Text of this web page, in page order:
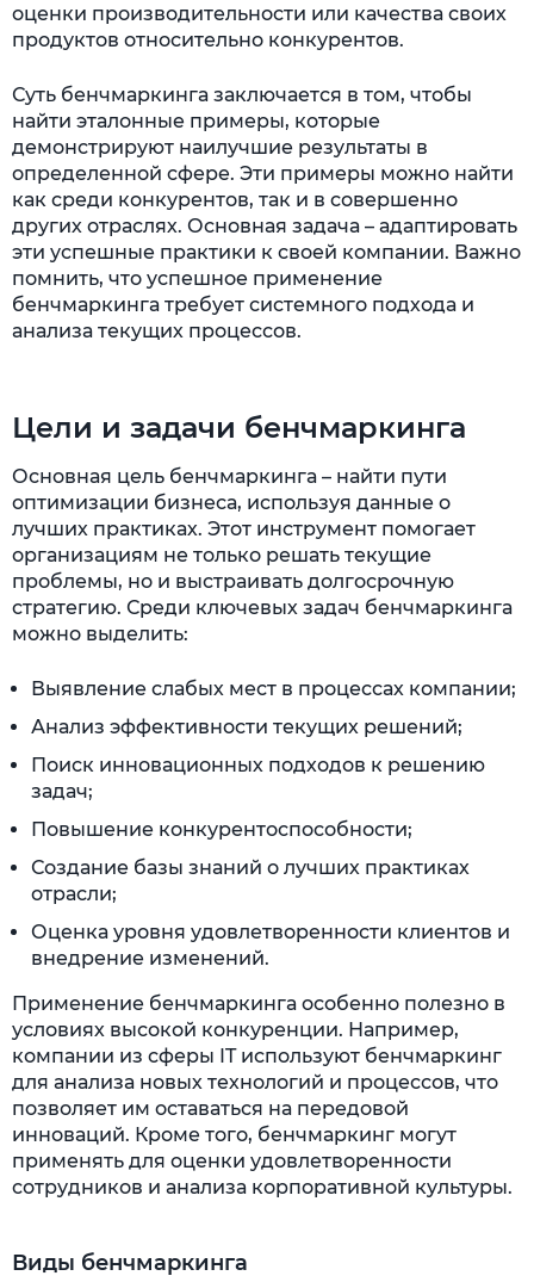
оценки производительности или качества своих
продуктов относительно конкурентов.
Суть бенчмаркинга заключается в том, чтобы
найти эталонные примеры, которые
демонстрируют наилучшие результаты в
определенной сфере. Эти примеры можно найти
как среди конкурентов, так и в совершенно
других отраслях. Основная задача – адаптировать
эти успешные практики к своей компании. Важно
помнить, что успешное применение
бенчмаркинга требует системного подхода и
анализа текущих процессов.
Цели и задачи бенчмаркинга
Основная цель бенчмаркинга – найти пути
оптимизации бизнеса, используя данные о
лучших практиках. Этот инструмент помогает
организациям не только решать текущие
проблемы, но и выстраивать долгосрочную
стратегию. Среди ключевых задач бенчмаркинга
можно выделить:
Выявление слабых мест в процессах компании;
Анализ эффективности текущих решений;
Поиск инновационных подходов к решению
задач;
Повышение конкурентоспособности;
Создание базы знаний о лучших практиках
отрасли;
Оценка уровня удовлетворенности клиентов и
внедрение изменений.
Применение бенчмаркинга особенно полезно в
условиях высокой конкуренции. Например,
компании из сферы IT используют бенчмаркинг
для анализа новых технологий и процессов, что
позволяет им оставаться на передовой
инноваций. Кроме того, бенчмаркинг могут
применять для оценки удовлетворенности
сотрудников и анализа корпоративной культуры.
Виды бенчмаркинга